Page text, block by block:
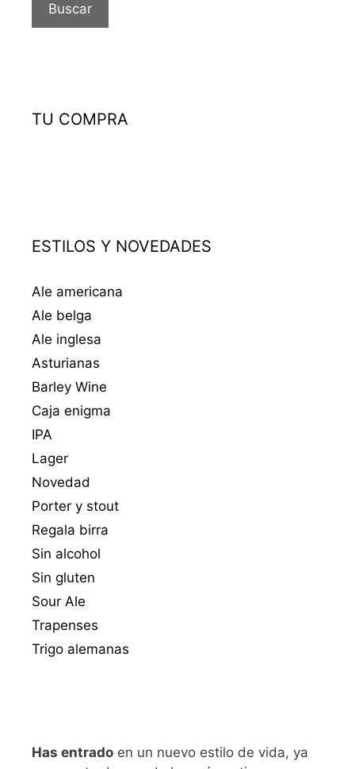
Buscar
TU COMPRA
ESTILOS Y NOVEDADES
Ale americana
Ale belga
Ale inglesa
Asturianas
Barley Wine
Caja enigma
IPA
Lager
Novedad
Porter y stout
Regala birra
Sin alcohol
Sin gluten
Sour Ale
Trapenses
Trigo alemanas
Has entrado en un nuevo estilo de vida, ya